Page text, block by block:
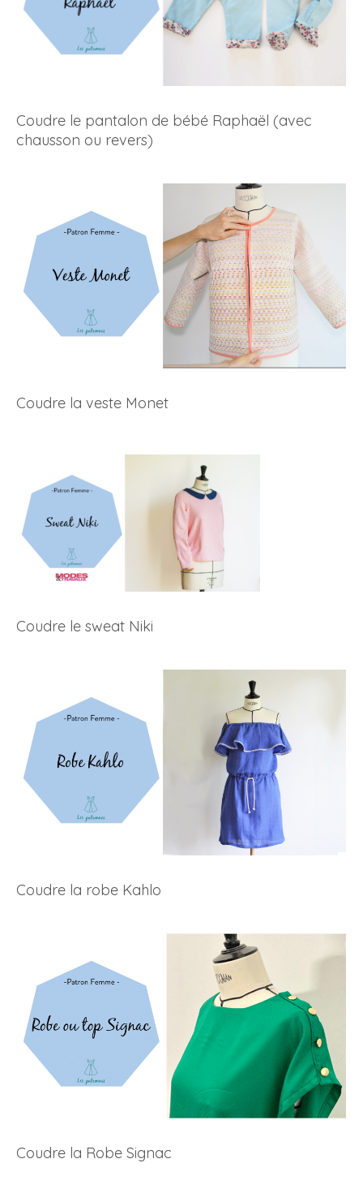
Coudre le pantalon de bébé Raphaël (avec
chausson ou revers)
Coudre la veste Monet
Coudre le sweat Niki
Coudre la robe Kahlo
Coudre la Robe Signac